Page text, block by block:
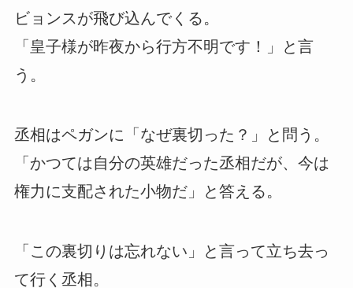
ビョンスが飛び込んでくる。
「皇子様が昨夜から行方不明です！」と言
う。
丞相はペガンに「なぜ裏切った？」と問う。
「かつては自分の英雄だった丞相だが、今は
権力に支配された小物だ」と答える。
「この裏切りは忘れない」と言って立ち去っ
て行く丞相。